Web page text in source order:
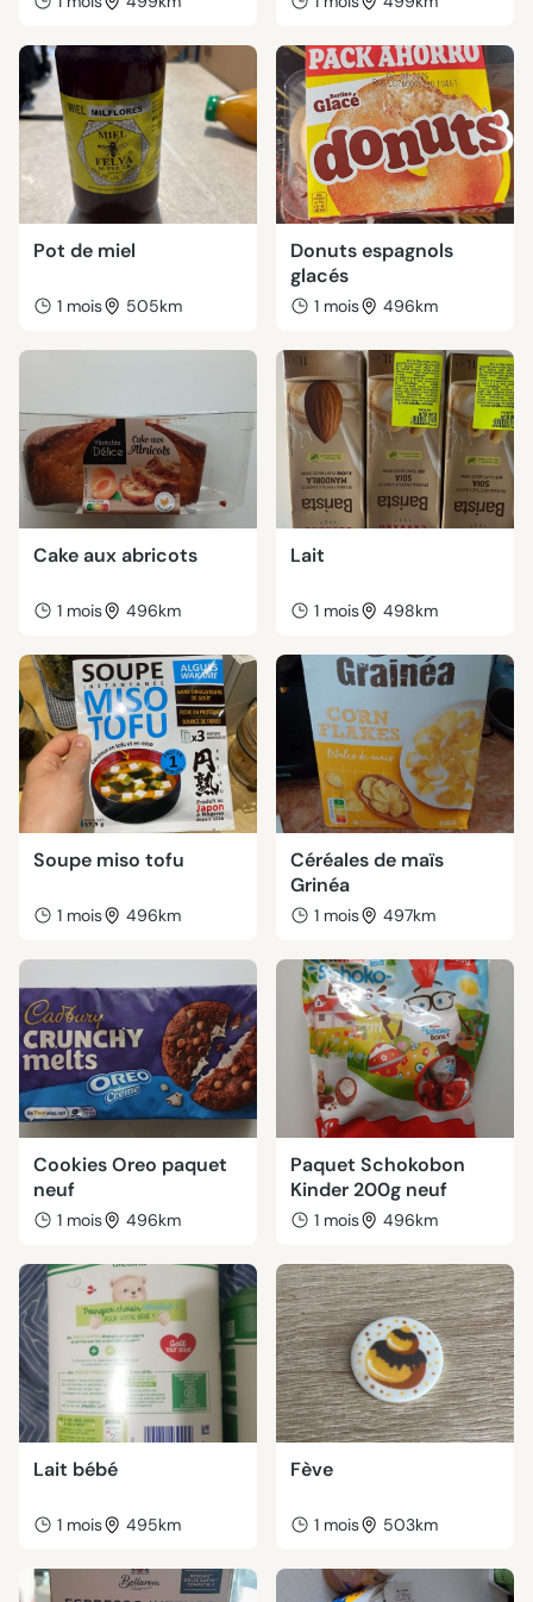
Pot de miel
1 mois 505km
Donuts espagnols
glacés
1 mois 496km
Cake aux abricots
1 mois 496km
Lait
1 mois 498km
Soupe miso tofu
1 mois 496km
Céréales de maïs
Grinéa
1 mois 497km
Cookies Oreo paquet
neuf
1 mois 496km
Paquet Schokobon
Kinder 200g neuf
1 mois 496km
Lait bébé
1 mois 495km
Fève
1 mois 503km